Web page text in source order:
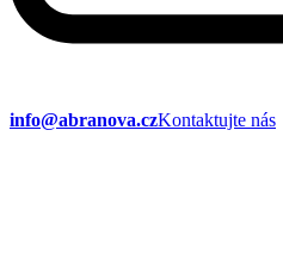
info@abranova.czKontaktujte nás